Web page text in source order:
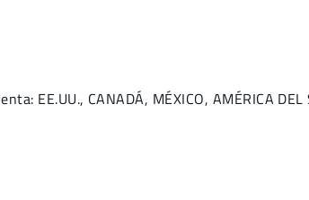
EE.UU., CANADÁ, MÉXICO, AMÉRICA DEL